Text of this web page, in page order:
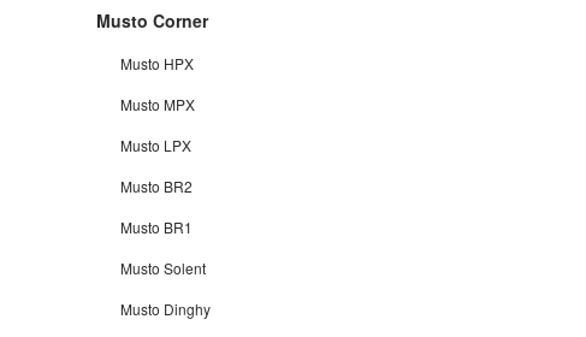
Musto Corner
Musto HPX
Musto MPX
Musto LPX
Musto BR2
Musto BR1
Musto Solent
Musto Dinghy